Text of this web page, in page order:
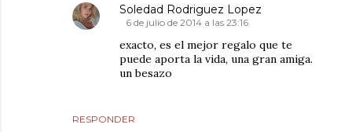
RESPONDER
Soledad Rodriguez Lopez
6 de julio de 2014 a las 23:16
exacto, es el mejor regalo que te
puede aporta la vida, una gran amiga.
un besazo